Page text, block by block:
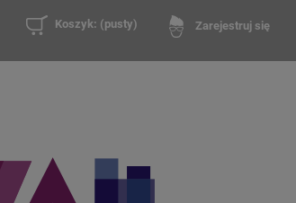
Zarejestruj się
Koszyk: (pusty)